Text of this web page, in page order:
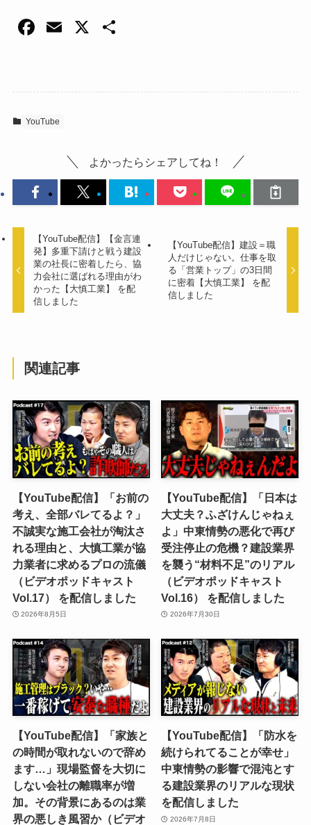
F
e
b
k
E
X
YouTube
よかったらシェアしてね！
【YouTube配信】【金言連
発】多重下請けと戦う建設
業の社長に密着したら、協
力会社に選ばれる理由がわ
かった【大慎工業】 を配
信しました
【YouTube配信】建設＝職
人だけじゃない。仕事を取
る「営業トップ」の3日間
に密着【大慎工業】 を配
信しました
関連記事
【YouTube配信】「お前の
考え、全部バレてるよ？」
不誠実な施工会社が淘汰さ
れる理由と、大慎工業が協
力業者に求めるプロの流儀
（ビデオポッドキャスト
Vol.17） を配信しました
2026年8月5日
【YouTube配信】「日本は
大丈夫？ふざけんじゃねぇ
よ」中東情勢の悪化で再び
受注停止の危機？建設業界
を襲う“材料不足”のリアル
（ビデオポッドキャスト
Vol.16） を配信しました
2026年7月30日
【YouTube配信】「家族と
の時間が取れないので辞め
ます…」現場監督を大切に
しない会社の離職率が増
加。その背景にあるのは業
界の悪しき風習か（ビデオ
【YouTube配信】「防水を
続けられてることが幸せ」
中東情勢の影響で混沌とす
る建設業界のリアルな現状
を配信しました
2026年7月8日